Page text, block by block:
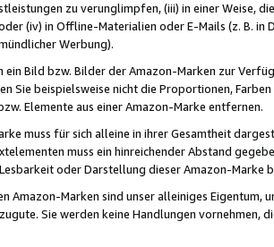
zu verunglimpfen, (iii) in einer Weise,
(iv) in Offline-Materialien oder E-Mails (z. B. in
Werbung).
ein Bild bzw. Bilder der Amazon-Marken zur
Sie beispielsweise nicht die Proportionen,
Elemente aus einer Amazon-Marke entfernen.
muss für sich alleine in ihrer Gesamtheit
muss ein hinreichender Abstand
oder Darstellung dieser Amazon-Marke
Amazon-Marken sind unser alleiniges
Sie werden keine Handlungen vornehmen,